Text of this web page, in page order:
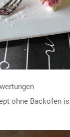
ohne Backofen